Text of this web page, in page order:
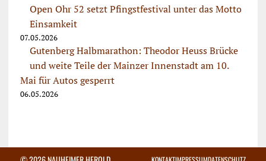
Open Ohr 52 setzt Pfingstfestival unter das Motto
Einsamkeit
07.05.2026
Gutenberg Halbmarathon: Theodor Heuss Brücke
und weite Teile der Mainzer Innenstadt am 10.
Mai für Autos gesperrt
06.05.2026